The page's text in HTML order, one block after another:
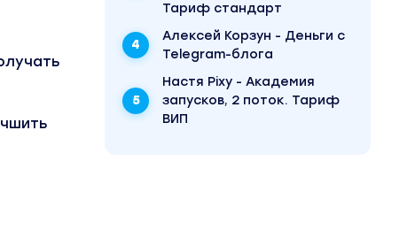
Тариф стандарт
Алексей Корзун - Деньги с
Telegram-блога
Настя Pixy - Академия
запусков, 2 поток. Тариф
ВИП